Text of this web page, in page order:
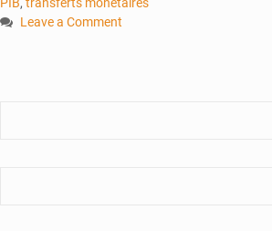
Leave a Comment